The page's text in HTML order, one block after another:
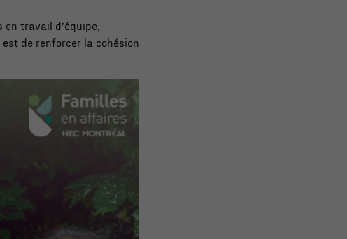
travail d’équipe,
de renforcer la cohésion